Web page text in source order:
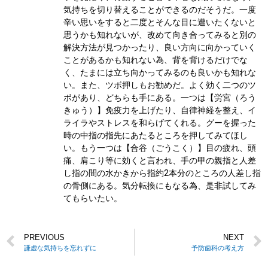
気持ちを切り替えることができるのだそうだ。一度
辛い思いをすると二度とそんな目に遭いたくないと
思うかも知れないが、改めて向き合ってみると別の
解決方法が見つかったり、良い方向に向かっていく
ことがあるかも知れない為、背を背けるだけでな
く、たまには立ち向かってみるのも良いかも知れな
い。また、ツボ押しもお勧めだ。よく効く二つのツ
ボがあり、どちらも手にある。一つは【労宮（ろう
きゅう）】免疫力を上げたり、自律神経を整え、イ
ライラやストレスを和らげてくれる。グーを握った
時の中指の指先にあたるところを押してみてほし
い。もう一つは【合谷（ごうこく）】目の疲れ、頭
痛、肩こり等に効くと言われ、手の甲の親指と人差
し指の間の水かきから指約2本分のところの人差し指
の骨側にある。気分転換にもなる為、是非試してみ
てもらいたい。
PREVIOUS
謙虚な気持ちを忘れずに
NEXT
予防歯科の考え方